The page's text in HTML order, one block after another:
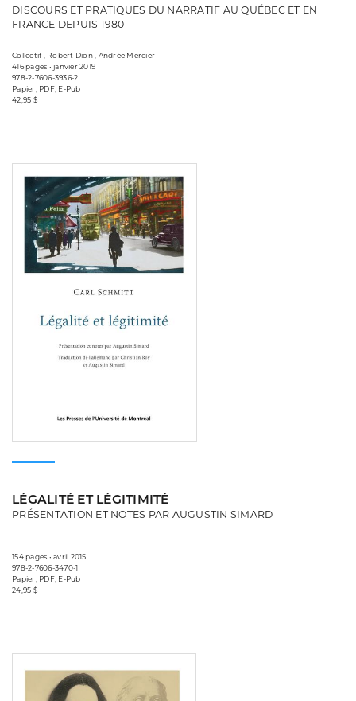
DISCOURS ET PRATIQUES DU NARRATIF AU QUÉBEC ET EN
FRANCE DEPUIS 1980
Collectif , Robert Dion , Andrée Mercier
416 pages • janvier 2019
978-2-7606-3936-2
Papier, PDF, E-Pub
42,95 $
LÉGALITÉ ET LÉGITIMITÉ
PRÉSENTATION ET NOTES PAR AUGUSTIN SIMARD
154 pages • avril 2015
978-2-7606-3470-1
Papier, PDF, E-Pub
24,95 $